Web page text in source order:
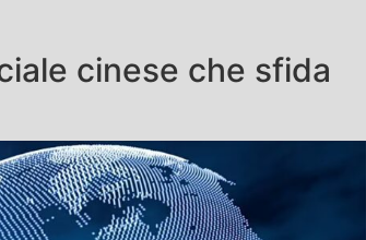
cinese che sfida